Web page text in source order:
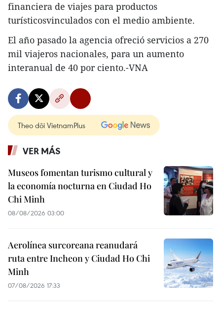
financiera de viajes para productos
turísticosvinculados con el medio ambiente.
El año pasado la agencia ofreció servicios a 270
mil viajeros nacionales, para un aumento
interanual de 40 por ciento.-VNA
Theo dõi VietnamPlus
VER MÁS
Museos fomentan turismo cultural y
la economía nocturna en Ciudad Ho
Chi Minh
08/08/2026 03:00
Aerolínea surcoreana reanudará
ruta entre Incheon y Ciudad Ho Chi
Minh
07/08/2026 17:33